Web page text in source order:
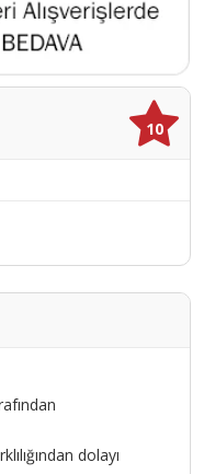
10
dolayı